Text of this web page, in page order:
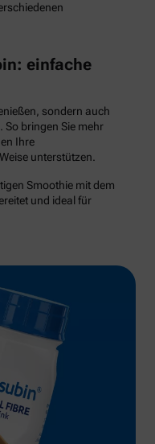
einfache
sondern auch
So bringen Sie mehr
Ihre
unterstützen.
Smoothie mit dem
und ideal für